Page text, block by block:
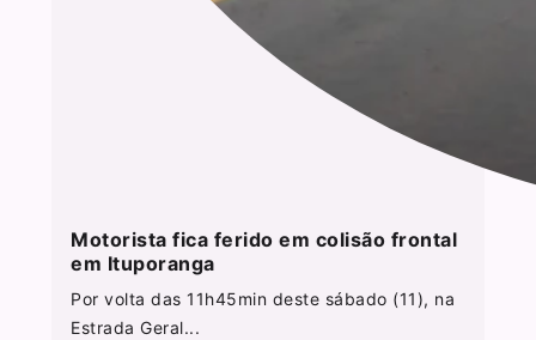
Motorista fica ferido em colisão frontal
em Ituporanga
Por volta das 11h45min deste sábado (11), na
Estrada Geral...